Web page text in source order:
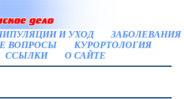
И УХОД
ЗАБОЛЕВАНИЯ
ВОПРОСЫ
КУРОРТОЛОГИЯ
ССЫЛКИ
О САЙТЕ